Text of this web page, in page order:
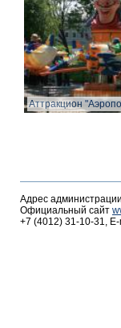
Аттракцион
Адрес
Официальный сайт
+7 (4012) 31-10-31,